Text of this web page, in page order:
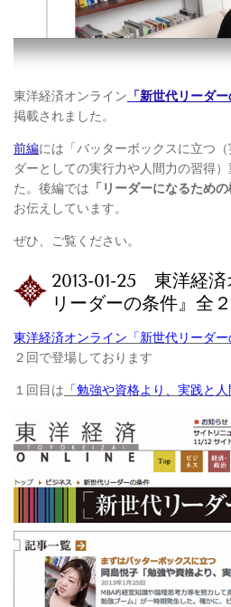
東洋経済オンライン 「新世代リーダ
掲載されました。
前編には 「バッターボックスに立つ
ダーとしての実行力や人間力の習得
た。後編では 「リーダーになるため
お伝えしています。
ぜひ、ご覧ください。
2013-01-25 東洋経
リーダーの条件』全
東洋経済オンライン「新世代リーダ
２回で登場しております
１回目は 「勉強や資格より、実践と人